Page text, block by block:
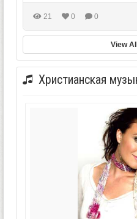
21 0 0
View
Христианская